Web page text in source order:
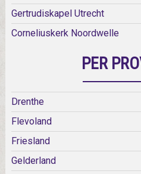
Gertrudiskapel Utrecht
Corneliuskerk Noordwelle
PER
Drenthe
Flevoland
Friesland
Gelderland